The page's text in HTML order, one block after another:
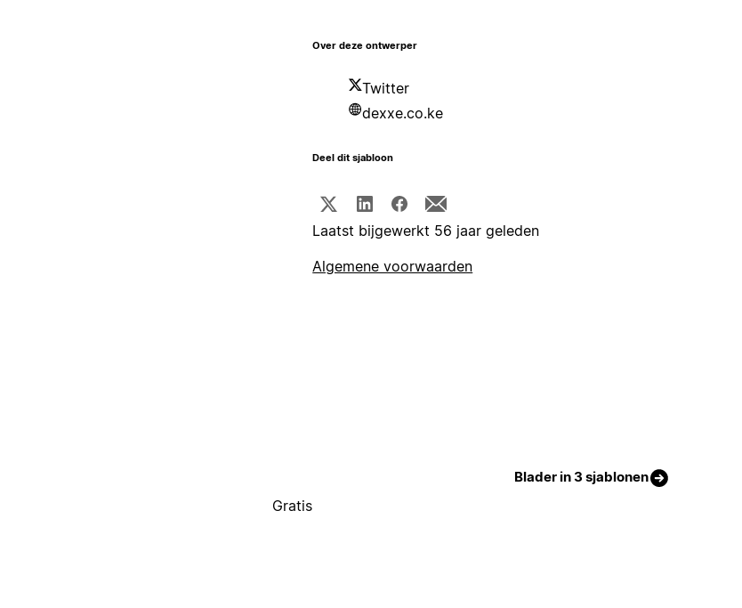
Over deze ontwerper
Twitter
dexxe.co.ke
Deel dit sjabloon
Laatst bijgewerkt 56 jaar geleden
Algemene voorwaarden
Blader in 3 sjablonen
Gratis